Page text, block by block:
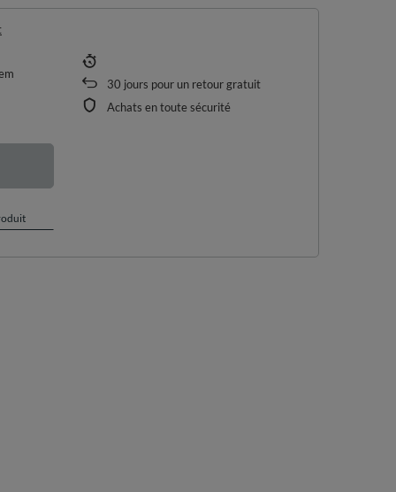
30 jours pour un retour gratuit
Achats en toute sécurité